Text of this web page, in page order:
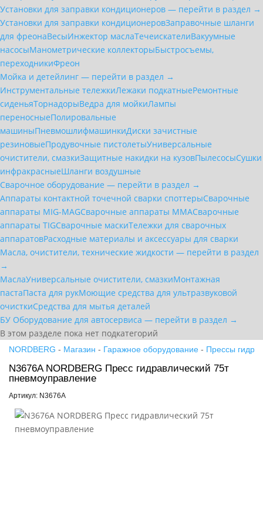
Установки для заправки кондиционеров — перейти в раздел →
Установки для заправки кондиционеровЗаправочные шланги
для фреонаВесыИнжектор маслаТечеискателиВакуумные
насосыМанометрические коллекторыБыстросъемы,
переходникиФреон
Мойка и детейлинг — перейти в раздел →
Инструментальные тележкиЛежаки подкатныеРемонтные
сиденьяТорнадорыВедра для мойкиЛампы
переносныеПолировальные
машиныПневмошлифмашинкиДиски зачистные
резиновыеПродувочные пистолетыУниверсальные
очистители, смазкиЗащитные накидки на кузовПылесосыСушки
инфракрасныеШланги воздушные
Сварочное оборудование — перейти в раздел →
Аппараты контактной точечной сварки cпоттерыСварочные
аппараты MIG-MAGСварочные аппараты MMAСварочные
аппараты TIGСварочные маскиТележки для сварочных
аппаратовРасходные материалы и аксессуары для сварки
Масла, очистители, технические жидкости — перейти в раздел
→
МаслаУниверсальные очистители, смазкиМонтажная
пастаПаста для рукМоющие средства для ультразвуковой
очисткиСредства для мытья деталей
БУ Оборудование для автосервиса — перейти в раздел →
В этом разделе пока нет подкатегорий
NORDBERG - Магазин - Гаражное оборудование - Прессы
N3676A NORDBERG Пресс гидравлический 75т
пневмоуправление
Артикул: N3676A